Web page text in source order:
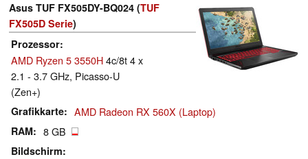
Asus TUF FX505DY-BQ024 (TUF
FX505D Serie)
Prozessor
AMD Ryzen 5 3550H4c/8t 4 x
2.1 - 3.7 GHz, Picasso-U
(Zen+)
Grafikkarte AMD Radeon RX 560X (Laptop)
RAM 8 GB
Bildschirm